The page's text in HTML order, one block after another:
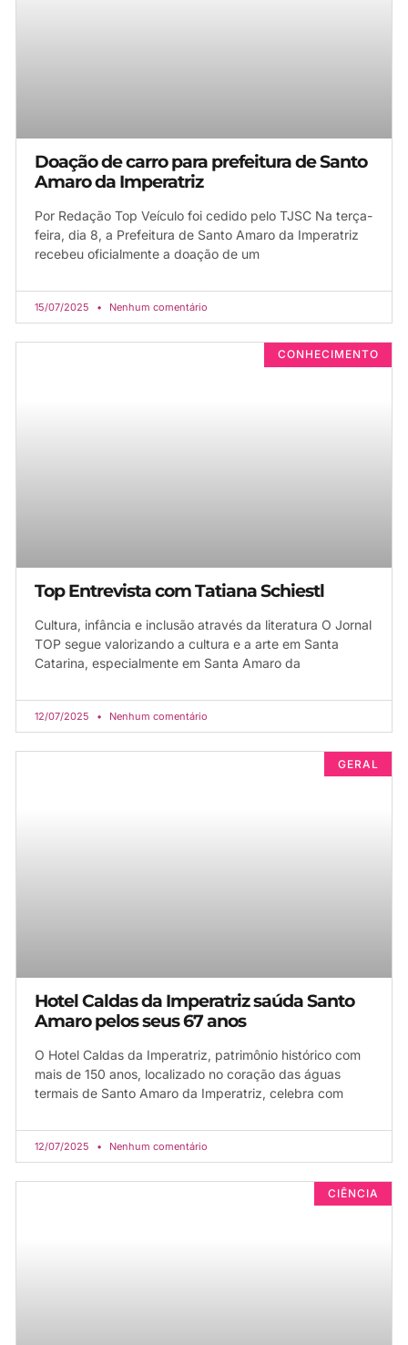
Doação de carro para prefeitura de Santo
Amaro da Imperatriz
Por Redação Top Veículo foi cedido pelo TJSC Na terça-
feira, dia 8, a Prefeitura de Santo Amaro da Imperatriz
recebeu oficialmente a doação de um
15/07/2025 Nenhum comentário
CONHECIMENTO
Top Entrevista com Tatiana Schiestl
Cultura, infância e inclusão através da literatura O Jornal
TOP segue valorizando a cultura e a arte em Santa
Catarina, especialmente em Santa Amaro da
12/07/2025 Nenhum comentário
GERAL
Hotel Caldas da Imperatriz saúda Santo
Amaro pelos seus 67 anos
O Hotel Caldas da Imperatriz, patrimônio histórico com
mais de 150 anos, localizado no coração das águas
termais de Santo Amaro da Imperatriz, celebra com
12/07/2025 Nenhum comentário
CIÊNCIA